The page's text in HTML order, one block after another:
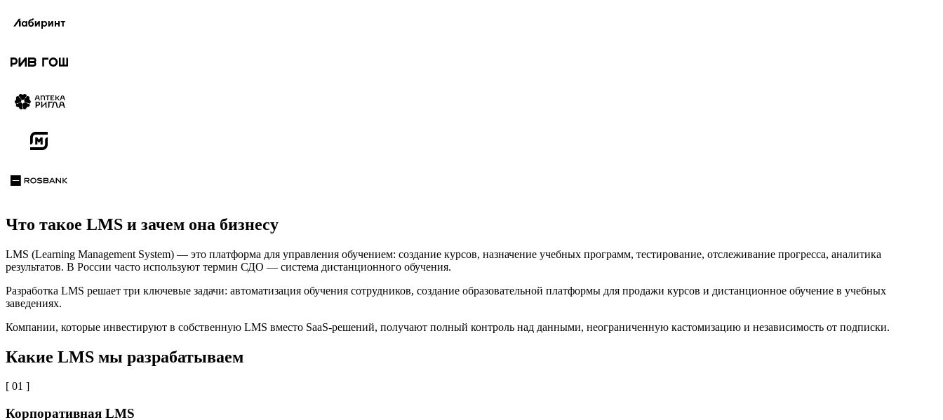
Что такое LMS и зачем она бизнесу
LMS (Learning Management System) — это платформа для управления обучением: создание курсов, назначение учебных программ, тестирование, отслеживание прогресса, аналитика
результатов. В России часто используют термин СДО — система дистанционного обучения.
Разработка LMS решает три ключевые задачи: автоматизация обучения сотрудников, создание образовательной платформы для продажи курсов и дистанционное обучение в учебных
заведениях.
Компании, которые инвестируют в собственную LMS вместо SaaS-решений, получают полный контроль над данными, неограниченную кастомизацию и независимость от подписки.
Какие LMS мы разрабатываем
[ 01 ]
Корпоративная LMS